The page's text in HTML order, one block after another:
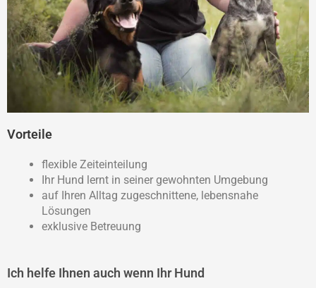
Vorteile
flexible Zeiteinteilung
Ihr Hund lernt in seiner gewohnten Umgebung
auf Ihren Alltag zugeschnittene, lebensnahe
Lösungen
exklusive Betreuung
Ich helfe Ihnen auch wenn Ihr Hund